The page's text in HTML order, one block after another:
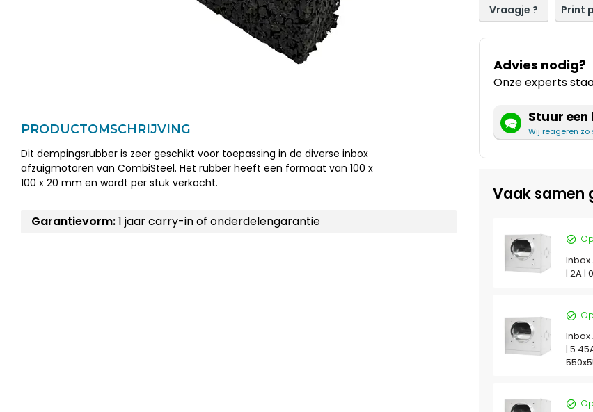
PRODUCTOMSCHRIJVING
Dit dempingsrubber is zeer geschikt voor toepassing in de diverse inbox
afzuigmotoren van CombiSteel. Het rubber heeft een formaat van 100 x
100 x 20 mm en wordt per stuk verkocht.
Garantievorm:1 jaar carry-in of onderdelengarantie
Vraagje ? Print
Advies nodig?
Onze experts
Stuur
Wij reageren
Vaak samen
Inbox
| 2A |
Inbox
|